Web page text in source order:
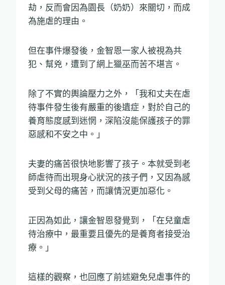
劫，反而會因為園長（奶奶）來關切，而成
為施虐的理由。
但在事件爆發後，金智恩一家人被視為共
犯、幫兇，遭到了網上獵巫而苦不堪言。
除了不實的輿論壓力之外，「我和丈夫在虐
待事件發生後有嚴重的後遺症，對於自己的
養育態度感到迷惘，深陷沒能保護孩子的罪
惡感和不安之中。」
夫妻的痛苦很快地影響了孩子。本就受到老
師虐待而出現身心狀況的孩子們，又因為感
受到父母的痛苦，而讓情況更加惡化。
正因為如此，讓金智恩發覺到，「在兒童虐
待治療中，最重要且優先的是養育者接受治
療。」
這樣的觀察，也回應了前述避免兒虐事件的